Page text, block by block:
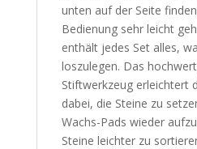
unten auf der Seite
Bedienung sehr leicht
enthält jedes Set alles,
loszulegen. Das
Stiftwerkzeug erleichtert
dabei, die Steine zu
Wachs-Pads wieder
Steine leichter zu